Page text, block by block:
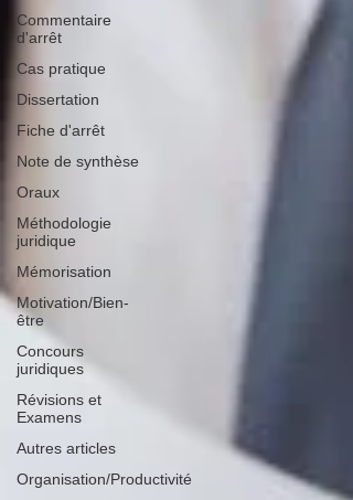
Commentaire
d'arrêt
Cas pratique
Dissertation
Fiche d'arrêt
Note de synthèse
Oraux
Méthodologie
juridique
Mémorisation
Motivation/Bien-
être
Concours
juridiques
Révisions et
Examens
Autres articles
Organisation/Productivité